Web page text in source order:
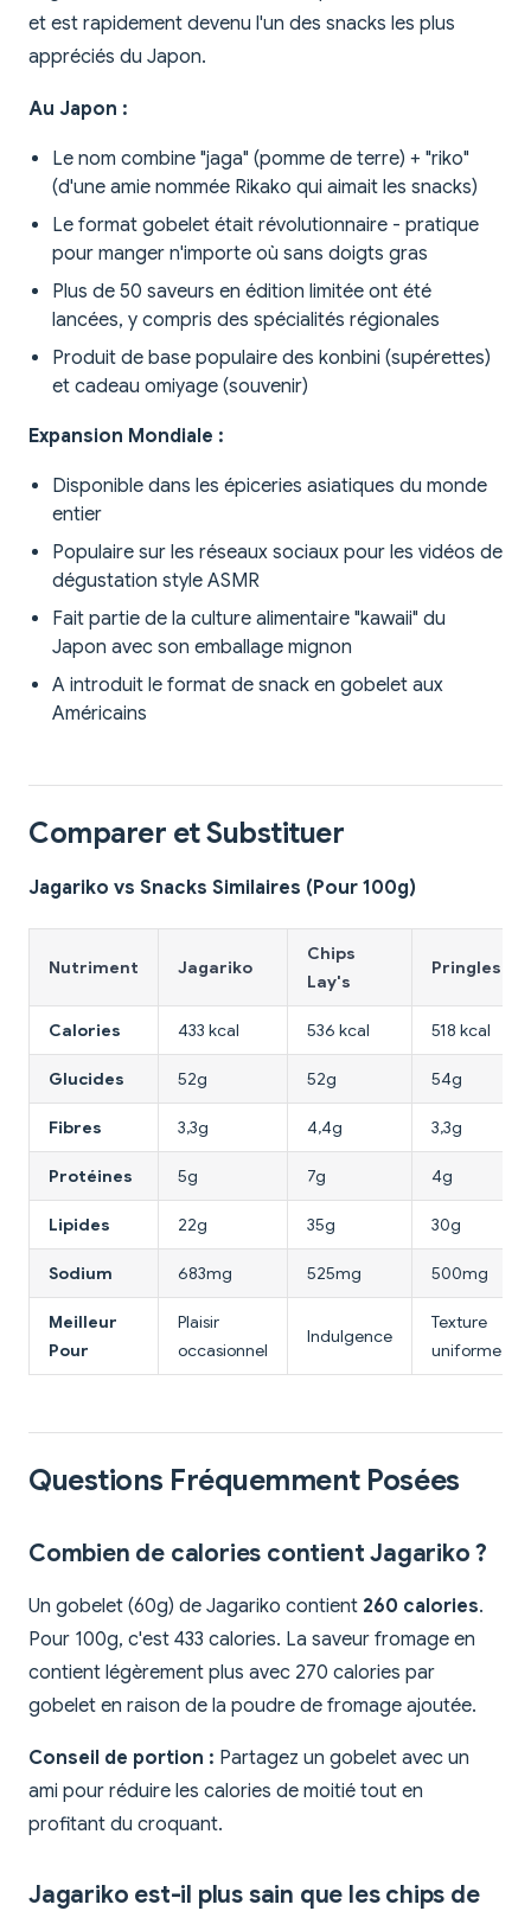
et est rapidement devenu l'un des snacks les plus
appréciés du Japon.
Au Japon :
Le nom combine "jaga" (pomme de terre) + "riko"
(d'une amie nommée Rikako qui aimait les snacks)
Le format gobelet était révolutionnaire - pratique
pour manger n'importe où sans doigts gras
Plus de 50 saveurs en édition limitée ont été
lancées, y compris des spécialités régionales
Produit de base populaire des konbini (supérettes)
et cadeau omiyage (souvenir)
Expansion Mondiale :
Disponible dans les épiceries asiatiques du monde
entier
Populaire sur les réseaux sociaux pour les vidéos de
dégustation style ASMR
Fait partie de la culture alimentaire "kawaii" du
Japon avec son emballage mignon
A introduit le format de snack en gobelet aux
Américains
Comparer et Substituer
Jagariko vs Snacks Similaires (Pour 100g)
Nutriment Jagariko
Chips
Lay's
Pringles
Calories 433 kcal 536 kcal 518 kcal
Glucides 52g 52g 54g
Fibres 3,3g 4,4g 3,3g
Protéines 5g 7g 4g
Lipides 22g 35g 30g
Sodium 683mg 525mg 500mg
Meilleur
Pour
Plaisir
occasionnel
Indulgence
Texture
uniforme
Questions Fréquemment Posées
Combien de calories contient Jagariko ?
Un gobelet (60g) de Jagariko contient 260 calories.
Pour 100g, c'est 433 calories. La saveur fromage en
contient légèrement plus avec 270 calories par
gobelet en raison de la poudre de fromage ajoutée.
Conseil de portion : Partagez un gobelet avec un
ami pour réduire les calories de moitié tout en
profitant du croquant.
Jagariko est-il plus sain que les chips de